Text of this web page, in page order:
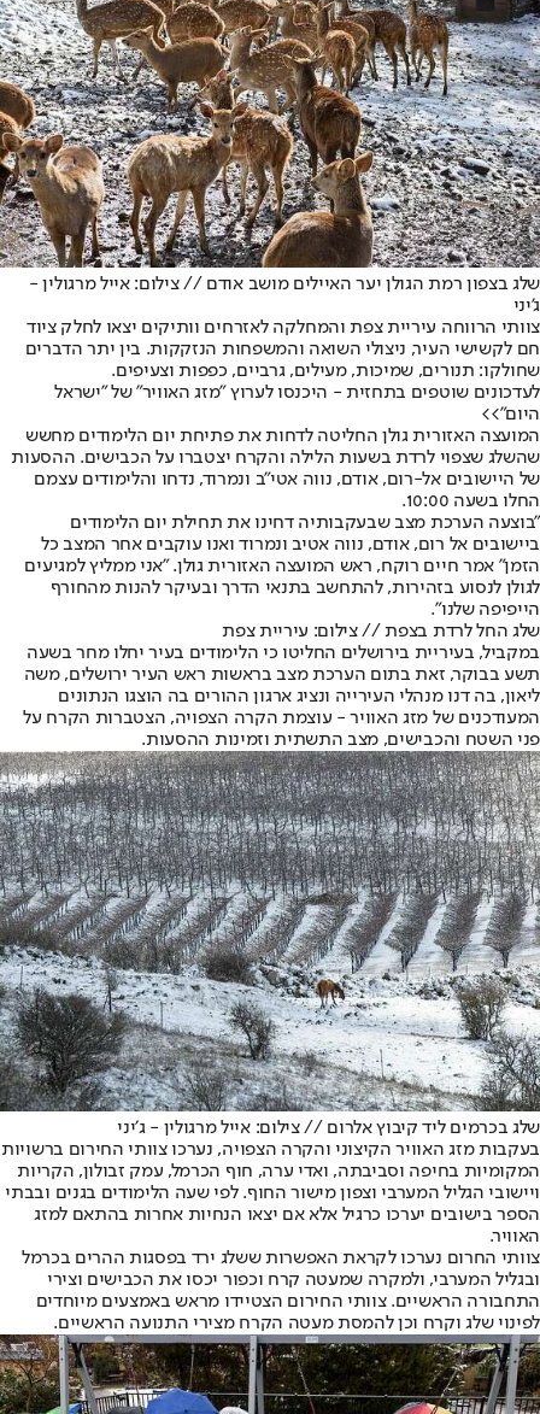
שלג בצפון רמת הגולן יער האיילים מושב אודם // צילום: אייל מרגולין -
ג'יני
צוותי הרווחה עיריית צפת והמחלקה לאזרחים וותיקים יצאו לחלק ציוד
חם לקשישי העיר, ניצולי השואה והמשפחות הנזקקות. בין יתר הדברים
שחולקו: תנורים, שמיכות, מעילים, גרביים, כפפות וצעיפים.
לעדכונים שוטפים בתחזית - היכנסו לערוץ "מזג האוויר" של "ישראל
היום">>
המועצה האזורית גולן החליטה לדחות את פתיחת יום הלימודים מחשש
שהשלג שצפוי לרדת בשעות הלילה והקרח יצטברו על הכבישים. ההסעות
של היישובים אל-רום, אודם, נווה אטי"ב ונמרוד, נדחו והלימודים עצמם
החלו בשעה 10:00.
"בוצעה הערכת מצב שבעקבותיה דחינו את תחילת יום הלימודים
ביישובים אל רום, אודם, נווה אטיב ונמרוד ואנו עוקבים אחר המצב כל
הזמן" אמר חיים רוקח, ראש המועצה האזורית גולן. "אני ממליץ למגיעים
לגולן לנסוע בזהירות, להתחשב בתנאי הדרך ובעיקר להנות מהחורף
הייפיפה שלנו".
שלג החל לרדת בצפת // צילום: עיריית צפת
במקביל, בעיריית בירושלים החליטו כי הלימודים בעיר יחלו מחר בשעה
תשע בבוקר, זאת בתום הערכת מצב בראשות ראש העיר ירושלים, משה
ליאון, בה דנו מנהלי העירייה ונציג ארגון ההורים בה הוצגו הנתונים
המעודכנים של מזג האוויר - עוצמת הקרה הצפויה, הצטברות הקרח על
פני השטח והכבישים, מצב התשתית וזמינות ההסעות.
שלג בכרמים ליד קיבוץ אלרום // צילום: אייל מרגולין - ג׳יני
בעקבות מזג האוויר הקיצוני והקרה הצפויה, נערכו צוותי החירום ברשויות
המקומיות בחיפה וסביבתה, ואדי ערה, חוף הכרמל, עמק זבולון, הקריות
ויישובי הגליל המערבי וצפון מישור החוף. לפי שעה הלימודים בגנים ובבתי
הספר בישובים יערכו כרגיל אלא אם יצאו הנחיות אחרות בהתאם למזג
האוויר.
צוותי החרום נערכו לקראת האפשרות ששלג ירד בפסגות ההרים בכרמל
ובגליל המערבי, ולמקרה שמעטה קרח וכפור יכסו את הכבישים וצירי
התחבורה הראשיים. צוותי החירום הצטיידו מראש באמצעים מיוחדים
לפינוי שלג וקרח וכן להמסת מעטה הקרח מצירי התנועה הראשיים.